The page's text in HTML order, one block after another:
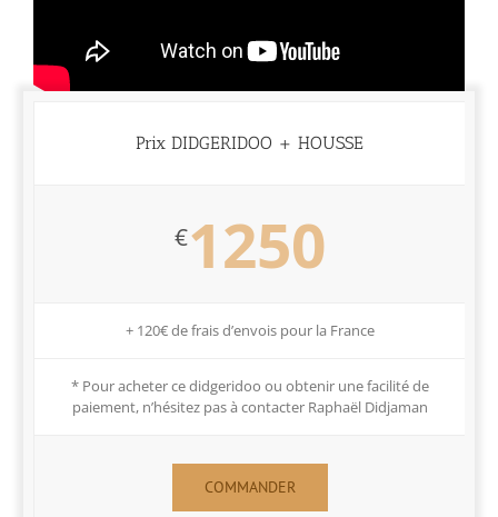
Prix DIDGERIDOO + HOUSSE
€1250
+ 120€ de frais d’envois pour la France
* Pour acheter ce didgeridoo ou obtenir une facilité de
paiement, n’hésitez pas à contacter Raphaël Didjaman
COMMANDER